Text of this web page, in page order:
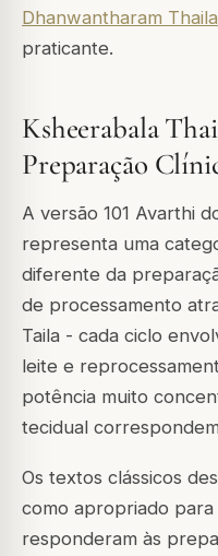
Dhanwantharam
praticante.
Ksheerabala
Preparação
A versão 101 Avarthi
representa uma
diferente da
de processamento
Taila - cada ciclo
leite e
potência muito
tecidual
Os textos clássicos
como apropriado
responderam às